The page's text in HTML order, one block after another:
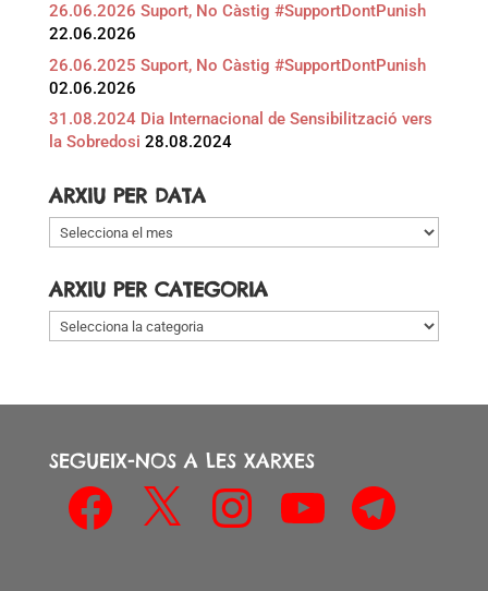
26.06.2026 Suport, No Càstig #SupportDontPunish
22.06.2026
26.06.2025 Suport, No Càstig #SupportDontPunish
02.06.2026
31.08.2024 Dia Internacional de Sensibilització vers
la Sobredosi 28.08.2024
ARXIU PER DATA
Arxiu
per
ARXIU PER CATEGORIA
Arxiu
per
SEGUEIX-NOS A LES XARXES
Facebook Instagram Telegram